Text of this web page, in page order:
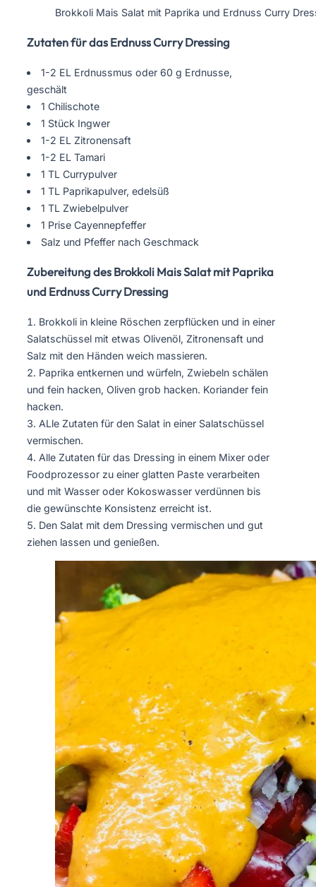
Brokkoli Mais Salat mit Paprika und Erdnuss Curry
Zutaten für das Erdnuss Curry Dressing
1-2 EL Erdnussmus oder 60 g Erdnusse,
geschält
1 Chilischote
1 Stück Ingwer
1-2 EL Zitronensaft
1-2 EL Tamari
1 TL Currypulver
1 TL Paprikapulver, edelsüß
1 TL Zwiebelpulver
1 Prise Cayennepfeffer
Salz und Pfeffer nach Geschmack
Zubereitung des Brokkoli Mais Salat mit Paprika
und Erdnuss Curry Dressing
Brokkoli in kleine Röschen zerpflücken und in einer
Salatschüssel mit etwas Olivenöl, Zitronensaft und
Salz mit den Händen weich massieren.
Paprika entkernen und würfeln, Zwiebeln schälen
und fein hacken, Oliven grob hacken. Koriander fein
hacken.
ALle Zutaten für den Salat in einer Salatschüssel
vermischen.
Alle Zutaten für das Dressing in einem Mixer oder
Foodprozessor zu einer glatten Paste verarbeiten
und mit Wasser oder Kokoswasser verdünnen bis
die gewünschte Konsistenz erreicht ist.
Den Salat mit dem Dressing vermischen und gut
ziehen lassen und genießen.